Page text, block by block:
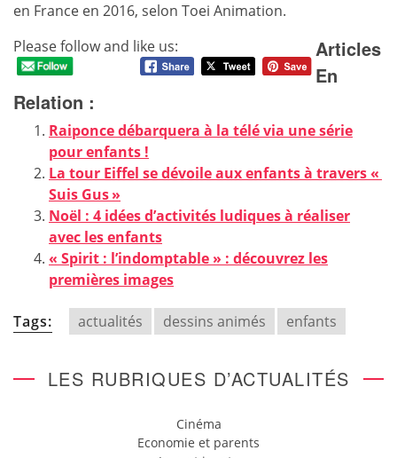
en France en 2016, selon Toei Animation.
Please follow and like us:
Articles
En
Relation :
Raiponce débarquera à la télé via une série
pour enfants !
La tour Eiffel se dévoile aux enfants à travers «
Suis Gus »
Noël : 4 idées d’activités ludiques à réaliser
avec les enfants
« Spirit : l’indomptable » : découvrez les
premières images
Tags: actualités dessins animés enfants
LES RUBRIQUES D’ACTUALITÉS
Cinéma
Economie et parents